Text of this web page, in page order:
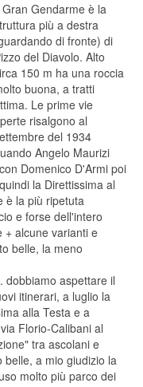
Gran Gendarme è la
più a destra
di fronte) di
del Diavolo. Alto
150 m ha una roccia
buona, a tratti
Le prime vie
risalgono al
del 1934
Angelo Maurizi
Domenico D'Armi poi
la Direttissima al
è la più ripetuta
e forse dell'intero
+ alcune varianti e
belle, la meno
dobbiamo aspettare il
itinerari, a luglio la
alla Testa e a
Florio-Calibani al
tra ascolani e
belle, a mio giudizio la
molto più parco dei